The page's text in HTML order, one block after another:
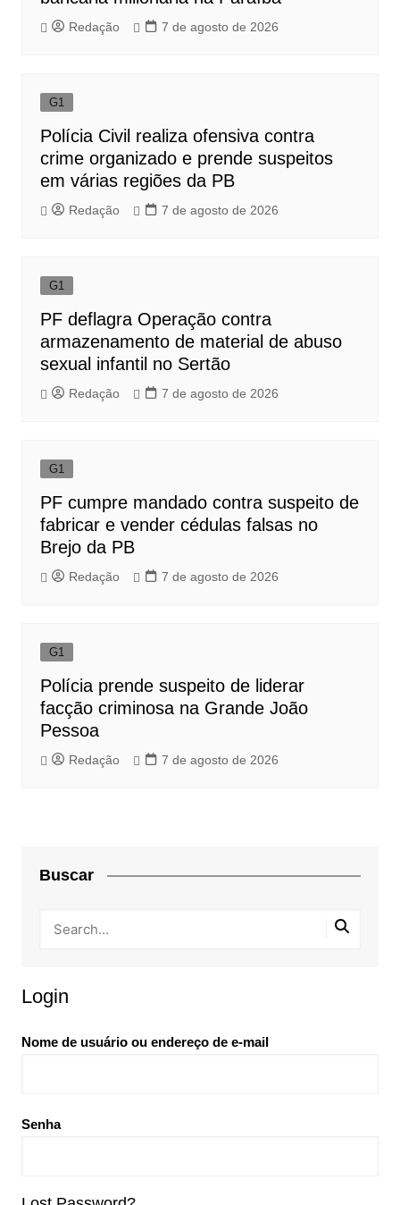
Redação 7 de agosto de 2026
G1
Polícia Civil realiza ofensiva contra
crime organizado e prende suspeitos
em várias regiões da PB
Redação 7 de agosto de 2026
G1
PF deflagra Operação contra
armazenamento de material de abuso
sexual infantil no Sertão
Redação 7 de agosto de 2026
G1
PF cumpre mandado contra suspeito de
fabricar e vender cédulas falsas no
Brejo da PB
Redação 7 de agosto de 2026
G1
Polícia prende suspeito de liderar
facção criminosa na Grande João
Pessoa
Redação 7 de agosto de 2026
Buscar
Login
Nome de usuário ou endereço de e-mail
Senha